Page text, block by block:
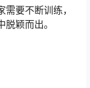
要不断训练，
颖而出。